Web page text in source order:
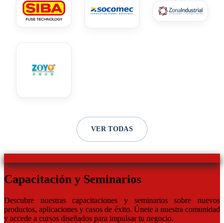
VER TODAS
Capacitación y Seminarios
Descubre nuestras capacitaciones y seminarios sobre nuevos
productos, aplicaciones y casos de éxito. Únete a nuestra comunidad
y accede a cursos diseñados para impulsar tu negocio.